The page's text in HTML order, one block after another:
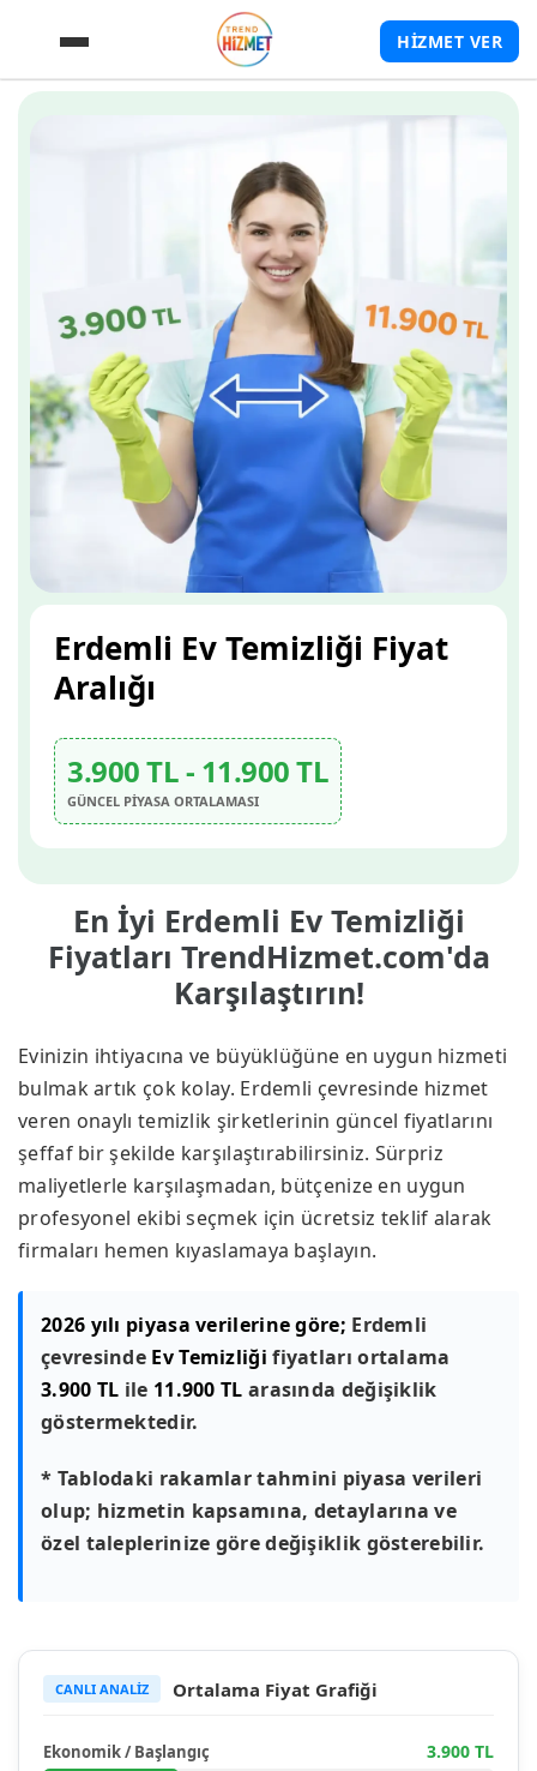
HİZMET VER
En İyi Erdemli Ev Temizliği
Fiyatları TrendHizmet.com'da
Karşılaştırın!
Evinizin ihtiyacına ve büyüklüğüne en uygun hizmeti
bulmak artık çok kolay. Erdemli çevresinde hizmet
veren onaylı temizlik şirketlerinin güncel fiyatlarını
şeffaf bir şekilde karşılaştırabilirsiniz. Sürpriz
maliyetlerle karşılaşmadan, bütçenize en uygun
profesyonel ekibi seçmek için ücretsiz teklif alarak
firmaları hemen kıyaslamaya başlayın.
2026 yılı piyasa verilerine göre; Erdemli
çevresinde Ev Temizliği fiyatları ortalama
3.900 TL ile 11.900 TL arasında değişiklik
göstermektedir.
* Tablodaki rakamlar tahmini piyasa verileri
olup; hizmetin kapsamına, detaylarına ve
özel taleplerinize göre değişiklik gösterebilir.
CANLI ANALİZ Ortalama Fiyat Grafiği
Ekonomik / Başlangıç 3.900 TL
Erdemli Ev Temizliği Fiyat
Aralığı
3.900 TL - 11.900 TL
GÜNCEL PİYASA ORTALAMASI